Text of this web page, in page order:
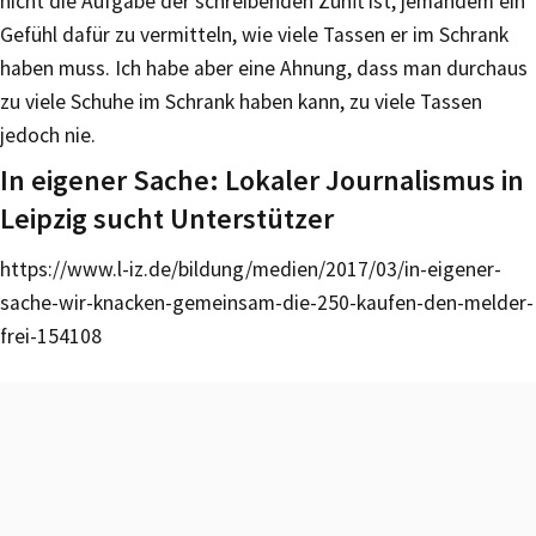
Gefühl dafür zu vermitteln, wie viele Tassen er im Schrank
haben muss. Ich habe aber eine Ahnung, dass man durchaus
zu viele Schuhe im Schrank haben kann, zu viele Tassen
jedoch nie.
In eigener Sache: Lokaler Journalismus in
Leipzig sucht Unterstützer
https://www.l-iz.de/bildung/medien/2017/03/in-eigener-
sache-wir-knacken-gemeinsam-die-250-kaufen-den-melder-
frei-154108